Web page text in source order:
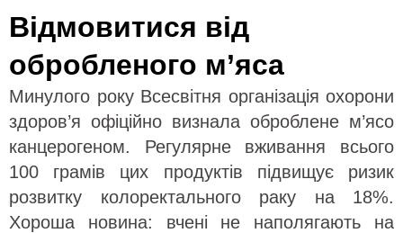
Відмовитися від
обробленого м’яса
Минулого року Всесвітня організація охорони
здоров’я офіційно визнала оброблене м’ясо
канцерогеном. Регулярне вживання всього
100 грамів цих продуктів підвищує ризик
розвитку колоректального раку на 18%.
Хороша новина: вчені не наполягають на